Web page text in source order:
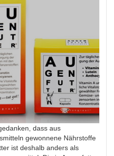
dass aus
gewonnene Nährstoffe
ist deshalb anders als